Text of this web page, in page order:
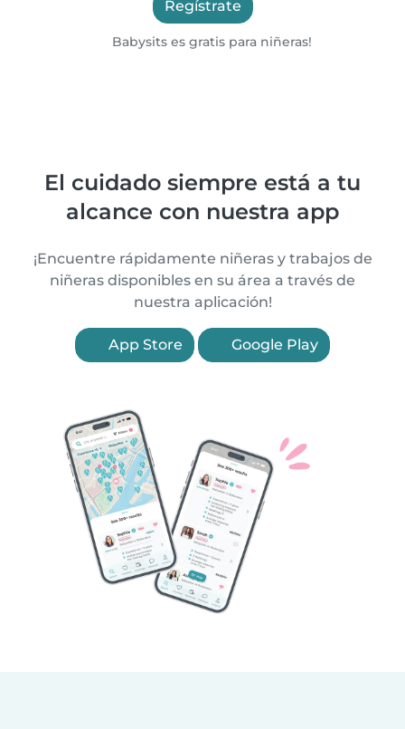
Regístrate
Babysits es gratis para niñeras!
El cuidado siempre está a tu
alcance con nuestra app
¡Encuentre rápidamente niñeras y trabajos de
niñeras disponibles en su área a través de
nuestra aplicación!
App Store Google Play